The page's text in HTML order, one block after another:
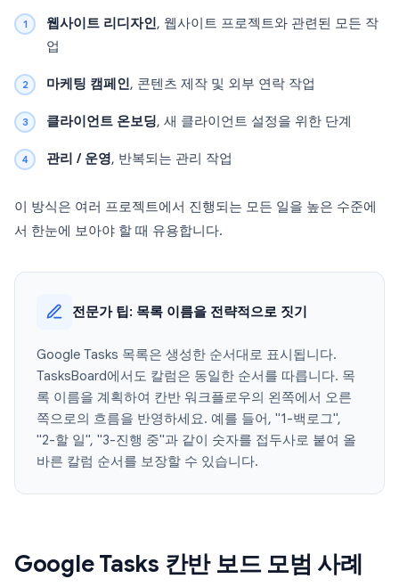
웹사이트 리디자인, 웹사이트 프로젝트와 관련된 모든 작
업
마케팅 캠페인, 콘텐츠 제작 및 외부 연락 작업
클라이언트 온보딩, 새 클라이언트 설정을 위한 단계
관리 / 운영, 반복되는 관리 작업
이 방식은 여러 프로젝트에서 진행되는 모든 일을 높은 수준에
서 한눈에 보아야 할 때 유용합니다.
전문가 팁: 목록 이름을 전략적으로 짓기
Google Tasks 목록은 생성한 순서대로 표시됩니다.
TasksBoard에서도 칼럼은 동일한 순서를 따릅니다. 목
록 이름을 계획하여 칸반 워크플로우의 왼쪽에서 오른
쪽으로의 흐름을 반영하세요. 예를 들어, "1-백로그",
"2-할 일", "3-진행 중"과 같이 숫자를 접두사로 붙여 올
바른 칼럼 순서를 보장할 수 있습니다.
Google Tasks 칸반 보드 모범 사례